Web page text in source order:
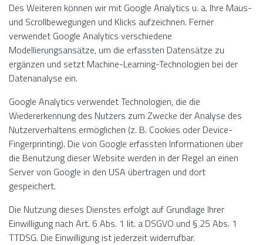
Des Weiteren können wir mit Google Analytics u. a. Ihre Maus-
und Scrollbewegungen und Klicks aufzeichnen. Ferner
verwendet Google Analytics verschiedene
Modellierungsansätze, um die erfassten Datensätze zu
ergänzen und setzt Machine-Learning-Technologien bei der
Datenanalyse ein.
Google Analytics verwendet Technologien, die die
Wiedererkennung des Nutzers zum Zwecke der Analyse des
Nutzerverhaltens ermöglichen (z. B. Cookies oder Device-
Fingerprinting). Die von Google erfassten Informationen über
die Benutzung dieser Website werden in der Regel an einen
Server von Google in den USA übertragen und dort
gespeichert.
Die Nutzung dieses Dienstes erfolgt auf Grundlage Ihrer
Einwilligung nach Art. 6 Abs. 1 lit. a DSGVO und § 25 Abs. 1
TTDSG. Die Einwilligung ist jederzeit widerrufbar.